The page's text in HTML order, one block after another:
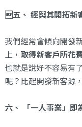
五、 經與其開拓新
我們經常會傾向開發
上， 取得新客戶所花
也就是說好不容易有
呢？ 比起開發新客源
六、 「一人事業」即